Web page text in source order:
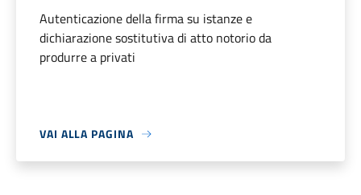
Autenticazione della firma su istanze e
dichiarazione sostitutiva di atto notorio da
produrre a privati
VAI ALLA PAGINA